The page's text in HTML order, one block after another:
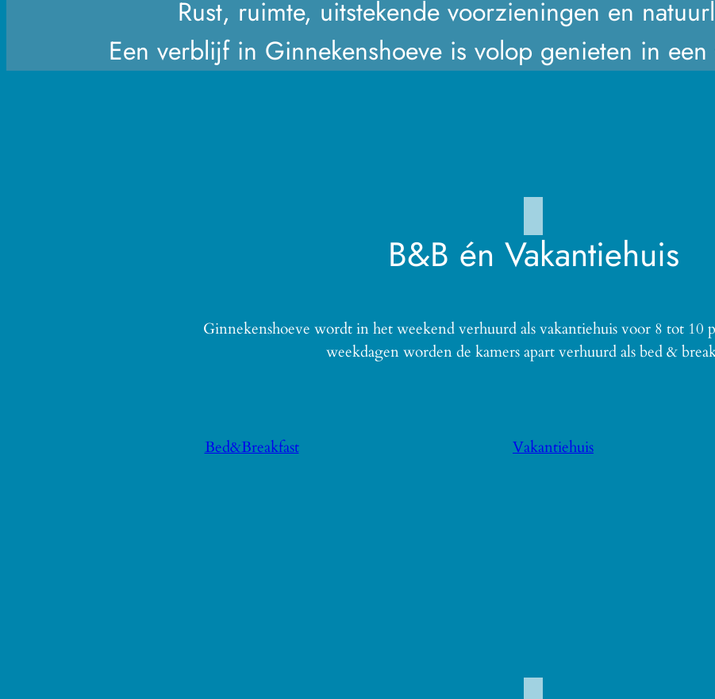
Rust, ruimte, uitstekende voorzieningen en
Een verblijf in Ginnekenshoeve is volop genieten in
B&B én Vakantiehuis
Ginnekenshoeve wordt in het weekend verhuurd als vakantiehuis voor 8 tot 10
weekdagen worden de kamers apart verhuurd als bed &
Bed&Breakfast Vakantiehuis